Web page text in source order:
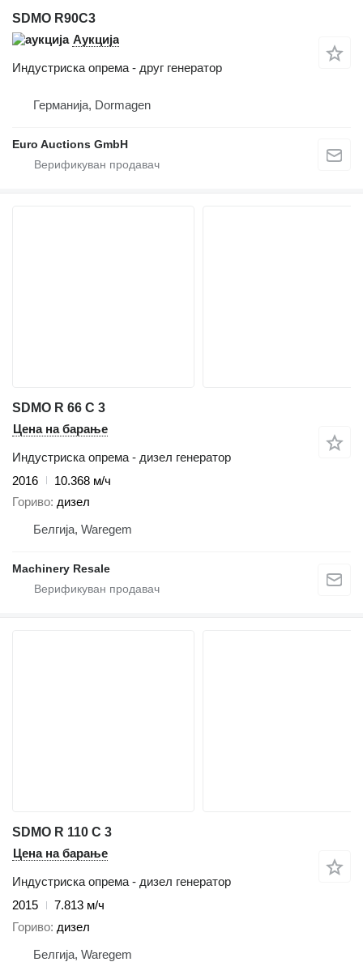
SDMO R90C3
Аукција
Индустриска опрема - друг генератор
Германија, Dormagen
Euro Auctions GmbH
SDMO R 66 C 3
Цена на барање
Индустриска опрема - дизел генератор
2016
10.368 м/ч
Гориво дизел
Белгија, Waregem
Machinery Resale
SDMO R 110 C 3
Цена на барање
Индустриска опрема - дизел генератор
2015
7.813 м/ч
Гориво дизел
Белгија, Waregem